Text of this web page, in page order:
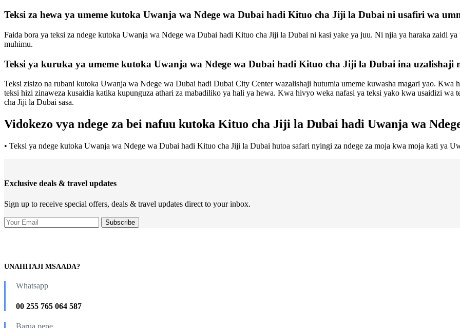
Teksi za hewa ya umeme kutoka Uwanja wa Ndege wa Dubai hadi Kituo cha Jiji la Dubai ni usafiri wa
Faida bora ya teksi za ndege kutoka Uwanja wa Ndege wa Dubai hadi Kituo cha Jiji la Dubai ni kasi yake ya juu. Ni njia ya haraka zaidi
muhimu.
Teksi ya kuruka ya umeme kutoka Uwanja wa Ndege wa Dubai hadi Kituo cha Jiji la Dubai ina uzalishaji
Teksi zisizo na rubani kutoka Uwanja wa Ndege wa Dubai hadi Dubai City Center wazalishaji hutumia umeme kuwasha magari yao. Kwa
teksi hizi zinaweza kusaidia katika kupunguza athari za mabadiliko ya hali ya hewa. Kwa hivyo weka nafasi ya teksi yako kwa usaidizi
cha Jiji la Dubai sasa.
Vidokezo vya ndege za bei nafuu kutoka Kituo cha Jiji la Dubai hadi Uwanja wa
• Teksi ya ndege kutoka Uwanja wa Ndege wa Dubai hadi Kituo cha Jiji la Dubai hutoa safari nyingi za ndege za moja kwa moja kati ya
Exclusive deals & travel updates
Sign up to receive special offers, deals & travel updates direct to your inbox.
UNAHITAJI MSAADA?
Whatsapp
00 255 765 064 587
Barua pepe